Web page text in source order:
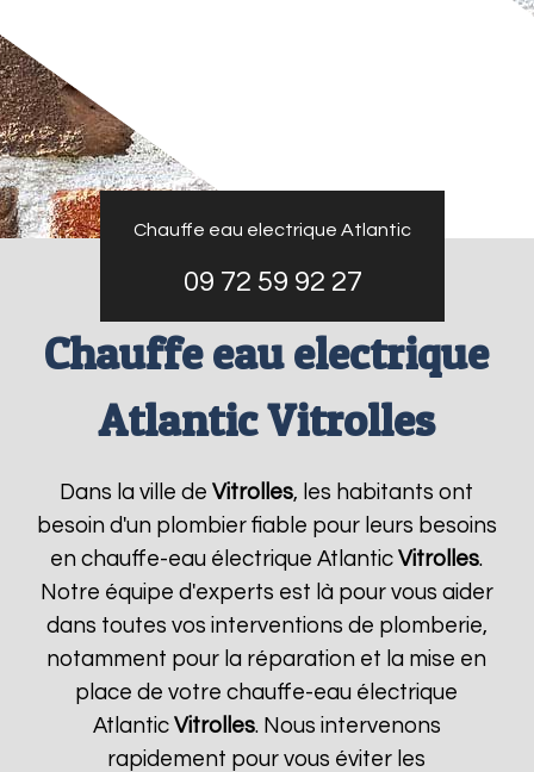
Chauffe eau electrique Atlantic
09 72 59 92 27
Chauffe eau electrique
Atlantic Vitrolles
Dans la ville deVitrolles, les habitants ont
besoin d'un plombier fiable pour leurs besoins
en chauffe-eau électrique AtlanticVitrolles.
Notre équipe d'experts est là pour vous aider
dans toutes vos interventions de plomberie,
notamment pour la réparation et la mise en
place de votre chauffe-eau électrique
Atlantic Vitrolles. Nous intervenons
rapidement pour vous éviter les